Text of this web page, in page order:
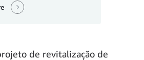
de revitalização de